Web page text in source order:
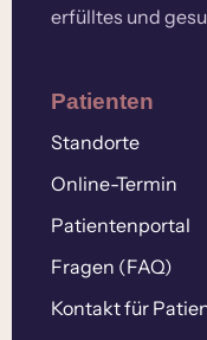
erfülltes und
Patienten
Standorte
Online-Termin
Patientenportal
Fragen (FAQ)
Kontakt für